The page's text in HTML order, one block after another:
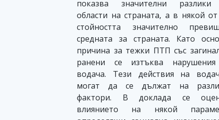
показва значителни
области на страната, а в някой
стойността значително
средната за страната. Като
причина за тежки ПТП със
ранени се изтъква
водача. Тези действия на
могат да се дължат на
фактори. В доклада се
влиянието на някой